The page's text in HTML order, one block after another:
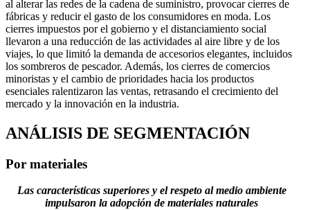
al alterar las redes de la cadena de suministro, provocar cierres de
fábricas y reducir el gasto de los consumidores en moda. Los
cierres impuestos por el gobierno y el distanciamiento social
llevaron a una reducción de las actividades al aire libre y de los
viajes, lo que limitó la demanda de accesorios elegantes, incluidos
los sombreros de pescador. Además, los cierres de comercios
minoristas y el cambio de prioridades hacia los productos
esenciales ralentizaron las ventas, retrasando el crecimiento del
mercado y la innovación en la industria.
ANÁLISIS DE SEGMENTACIÓN
Por materiales
Las características superiores y el respeto al medio ambiente
impulsaron la adopción de materiales naturales